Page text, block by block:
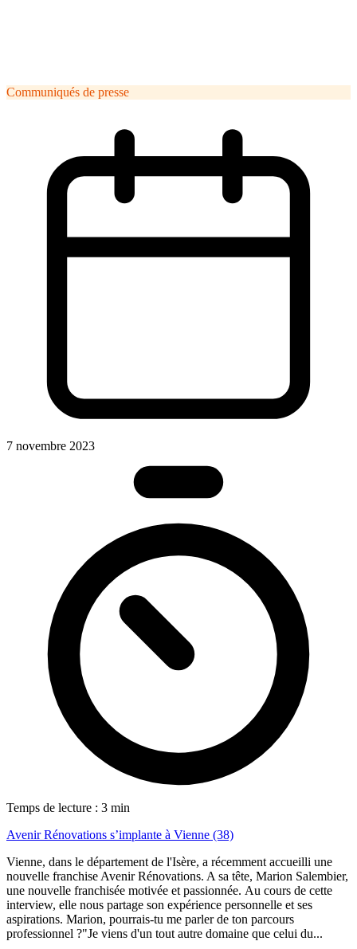
Communiqués de presse
7 novembre 2023
Temps de lecture : 3 min
Avenir Rénovations s’implante à Vienne (38)
Vienne, dans le département de l'Isère, a récemment accueilli une
nouvelle franchise Avenir Rénovations. A sa tête, Marion Salembier,
une nouvelle franchisée motivée et passionnée. Au cours de cette
interview, elle nous partage son expérience personnelle et ses
aspirations. Marion, pourrais-tu me parler de ton parcours
professionnel ?"Je viens d'un tout autre domaine que celui du...